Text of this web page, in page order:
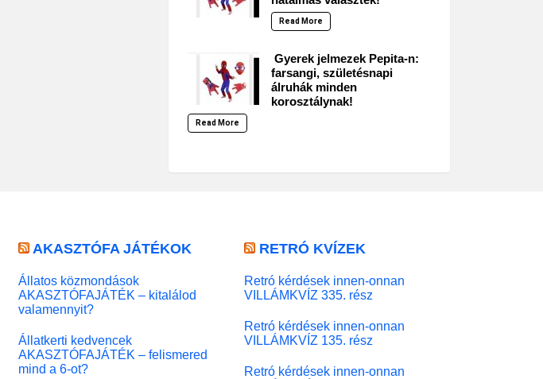
Read More
Gyerek jelmezek Pepita-n:
farsangi, születésnapi
álruhák minden
korosztálynak!
Read More
AKASZTÓFA JÁTÉKOK
Állatos közmondások
AKASZTÓFAJÁTÉK – kitalálod
valamennyit?
Állatkerti kedvencek
AKASZTÓFAJÁTÉK – felismered
mind a 6-ot?
RETRÓ KVÍZEK
Retró kérdések innen-onnan
VILLÁMKVÍZ 335. rész
Retró kérdések innen-onnan
VILLÁMKVÍZ 135. rész
Retró kérdések innen-onnan